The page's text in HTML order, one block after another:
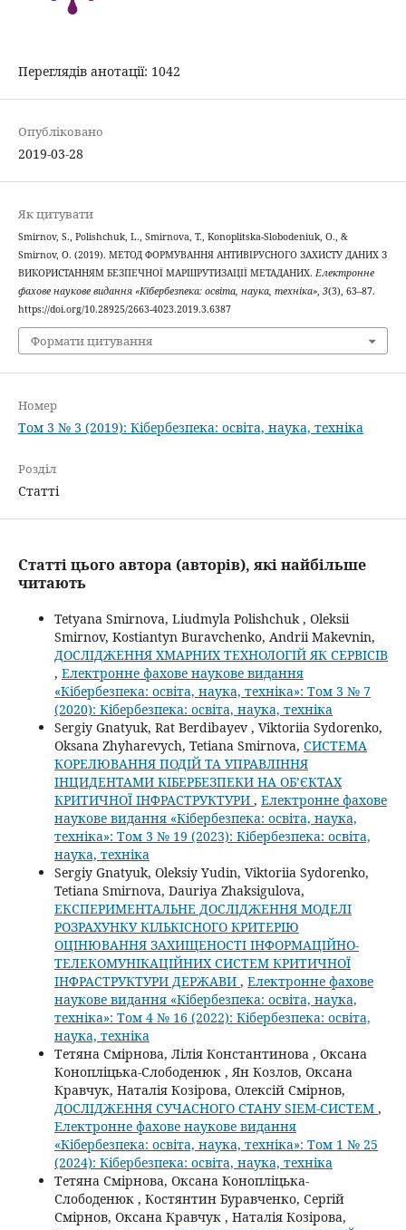
Переглядів анотації: 1042
Опубліковано
2019-03-28
Як цитувати
Smirnov, S., Polishchuk, L., Smirnova, T., Konoplitska-Slobodeniuk, O., &
Smirnov, O. (2019). МЕТОД ФОРМУВАННЯ АНТИВІРУСНОГО ЗАХИСТУ ДАНИХ З
ВИКОРИСТАННЯМ БЕЗПЕЧНОЇ МАРШРУТИЗАЦІЇ МЕТАДАНИХ. Електронне
фахове наукове видання «Кібербезпека: освіта, наука, техніка», 3(3), 63–87.
https://doi.org/10.28925/2663-4023.2019.3.6387
Формати цитування
Номер
Том 3 № 3 (2019): Кібербезпека: освіта, наука, техніка
Розділ
Статті
Статті цього автора (авторів), які найбільше
читають
Tetyana Smirnova, Liudmyla Polishchuk , Oleksii
Smirnov, Kostiantyn Buravchenko, Andrii Makevnin,
ДОСЛІДЖЕННЯ ХМАРНИХ ТЕХНОЛОГІЙ ЯК СЕРВІСІВ
, Електронне фахове наукове видання
«Кібербезпека: освіта, наука, техніка»: Том 3 № 7
(2020): Кібербезпека: освіта, наука, техніка
Sergiy Gnatyuk, Rat Berdibayev , Viktoriia Sydorenko,
Oksana Zhyharevych, Tetiana Smirnova, СИСТЕМА
КОРЕЛЮВАННЯ ПОДІЙ ТА УПРАВЛІННЯ
ІНЦИДЕНТАМИ КІБЕРБЕЗПЕКИ НА ОБ’ЄКТАХ
КРИТИЧНОЇ ІНФРАСТРУКТУРИ , Електронне фахове
наукове видання «Кібербезпека: освіта, наука,
техніка»: Том 3 № 19 (2023): Кібербезпека: освіта,
наука, техніка
Sergiy Gnatyuk, Oleksiy Yudin, Viktoriia Sydorenko,
Tetiana Smirnova, Dauriya Zhaksigulova,
ЕКСПЕРИМЕНТАЛЬНЕ ДОСЛІДЖЕННЯ МОДЕЛІ
РОЗРАХУНКУ КІЛЬКІСНОГО КРИТЕРІЮ
ОЦІНЮВАННЯ ЗАХИЩЕНОСТІ ІНФОРМАЦІЙНО-
ТЕЛЕКОМУНІКАЦІЙНИХ СИСТЕМ КРИТИЧНОЇ
ІНФРАСТРУКТУРИ ДЕРЖАВИ , Електронне фахове
наукове видання «Кібербезпека: освіта, наука,
техніка»: Том 4 № 16 (2022): Кібербезпека: освіта,
наука, техніка
Тетяна Смірнова, Лілія Константинова , Оксана
Конопліцька-Слободенюк , Ян Козлов, Оксана
Кравчук, Наталія Козірова, Олексій Смірнов,
ДОСЛІДЖЕННЯ СУЧАСНОГО СТАНУ SIEM-СИСТЕМ ,
Електронне фахове наукове видання
«Кібербезпека: освіта, наука, техніка»: Том 1 № 25
(2024): Кібербезпека: освіта, наука, техніка
Тетяна Смірнова, Оксана Конопліцька-
Слободенюк , Костянтин Буравченко, Сергій
Смірнов, Оксана Кравчук , Наталія Козірова,